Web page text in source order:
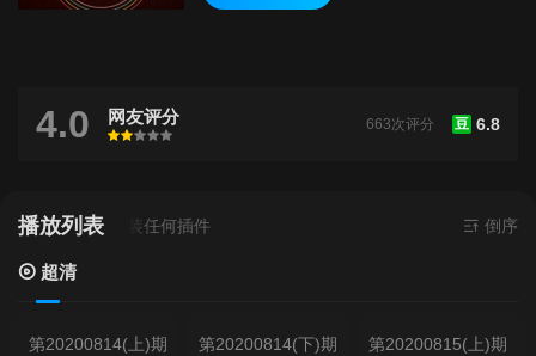
4.0 网友评分
很差
较差还行推荐力荐
豆 6.8
663次评分
播放列表
超清- 无需安装任何插件 倒序
超清
第20200814(上)期 第20200814(下)期 第20200815(上)期